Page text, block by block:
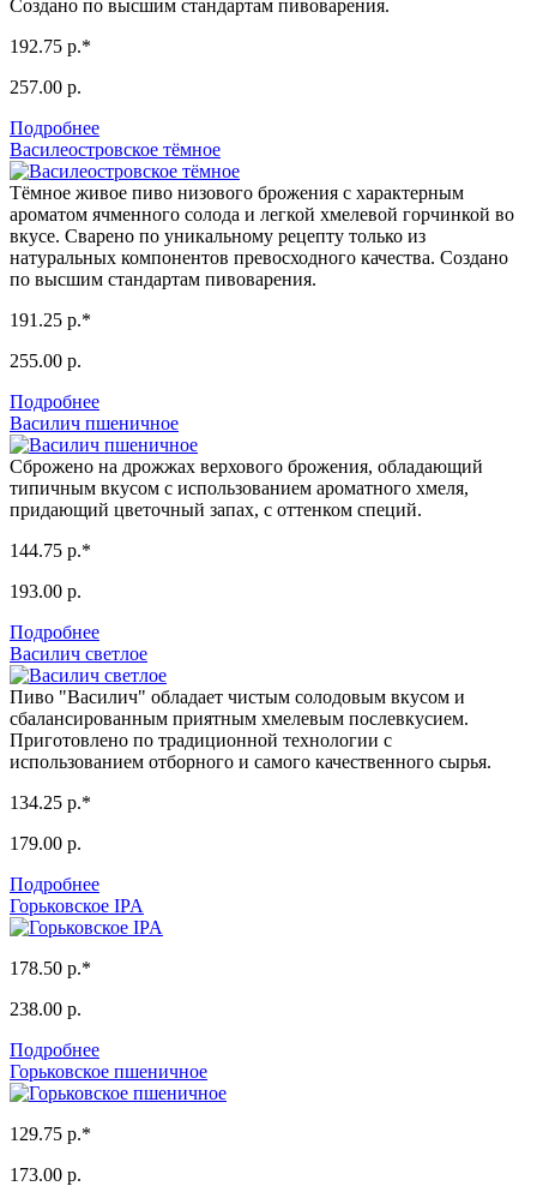
Создано по высшим стандартам пивоварения.
192.75 р.*
257.00 р.
Подробнее
Василеостровское тёмное
Тёмное живое пиво низового брожения с характерным
ароматом ячменного солода и легкой хмелевой горчинкой во
вкусе. Сварено по уникальному рецепту только из
натуральных компонентов превосходного качества. Создано
по высшим стандартам пивоварения.
191.25 р.*
255.00 р.
Подробнее
Василич пшеничное
Сброжено на дрожжах верхового брожения, обладающий
типичным вкусом с использованием ароматного хмеля,
придающий цветочный запах, с оттенком специй.
144.75 р.*
193.00 р.
Подробнее
Василич светлое
Пиво "Василич" обладает чистым солодовым вкусом и
сбалансированным приятным хмелевым послевкусием.
Приготовлено по традиционной технологии с
использованием отборного и самого качественного сырья.
134.25 р.*
179.00 р.
Подробнее
Горьковское IPA
178.50 р.*
238.00 р.
Подробнее
Горьковское пшеничное
129.75 р.*
173.00 р.